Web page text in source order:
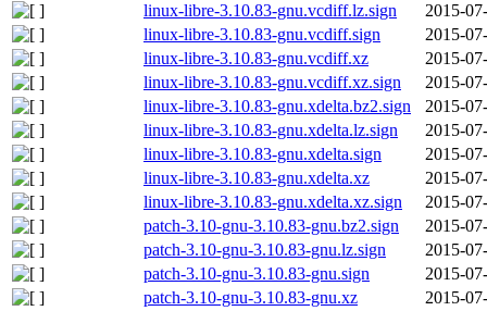
linux-libre-3.10.83-gnu.vcdiff.lz.sign
2015-
linux-libre-3.10.83-gnu.vcdiff.sign
2015-
linux-libre-3.10.83-gnu.vcdiff.xz
2015-
linux-libre-3.10.83-gnu.vcdiff.xz.sign
2015-
linux-libre-3.10.83-gnu.xdelta.bz2.sign
2015-
linux-libre-3.10.83-gnu.xdelta.lz.sign
2015-
linux-libre-3.10.83-gnu.xdelta.sign
2015-
linux-libre-3.10.83-gnu.xdelta.xz
2015-
linux-libre-3.10.83-gnu.xdelta.xz.sign
2015-
patch-3.10-gnu-3.10.83-gnu.bz2.sign
2015-
patch-3.10-gnu-3.10.83-gnu.lz.sign
2015-
patch-3.10-gnu-3.10.83-gnu.sign
2015-
patch-3.10-gnu-3.10.83-gnu.xz
2015-